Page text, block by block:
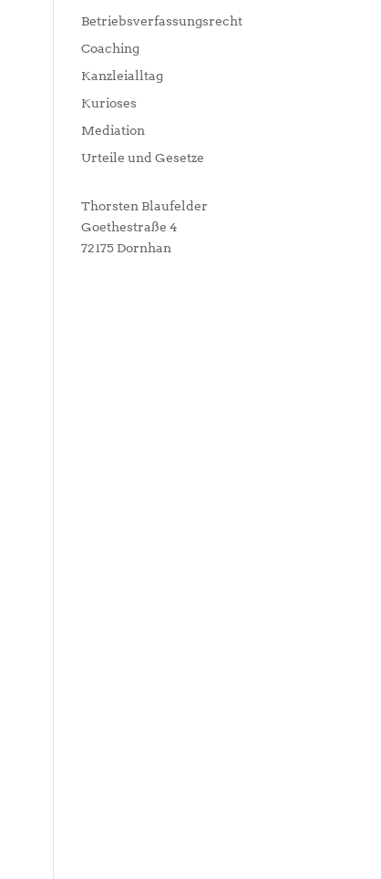
Betriebsverfassungsrecht
Coaching
Kanzleialltag
Kurioses
Mediation
Urteile und Gesetze
Thorsten Blaufelder
Goethestraße 4
72175 Dornhan